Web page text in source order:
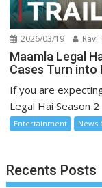
2026/03/19 Ravi
Maamla Legal
Cases Turn into
If you are
Legal Hai Season
Entertainment News
Recents Posts